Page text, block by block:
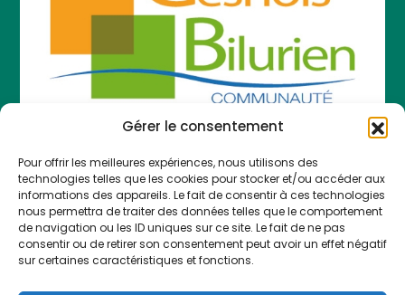
Gérer le consentement
Pour offrir les meilleures expériences, nous utilisons des
technologies telles que les cookies pour stocker et/ou accéder aux
informations des appareils. Le fait de consentir à ces technologies
nous permettra de traiter des données telles que le comportement
de navigation ou les ID uniques sur ce site. Le fait de ne pas
consentir ou de retirer son consentement peut avoir un effet négatif
sur certaines caractéristiques et fonctions.
COMMUNAUTÉ DE COMMUNES LE GESNOIS
BILURIEN
783 Route des Sittelles 72450 Montfort-le-Gesnois
A votre écoute au 02 43 54 80 40 :